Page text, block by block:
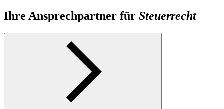
Ihre Ansprechpartner für Steuerrecht